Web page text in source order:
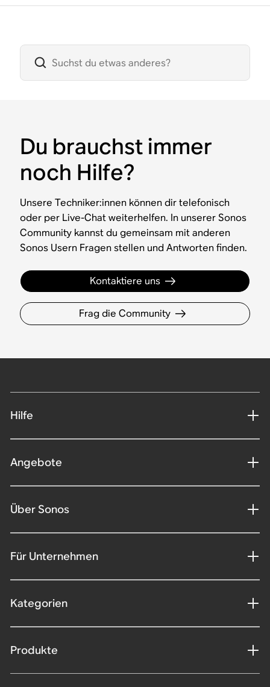
Du brauchst immer
noch Hilfe?
Unsere Techniker:innen können dir telefonisch
oder per Live-Chat weiterhelfen. In unserer Sonos
Community kannst du gemeinsam mit anderen
Sonos Usern Fragen stellen und Antworten finden.
Kontaktiere uns
Frag die Community
Hilfe
Angebote
Über Sonos
Für Unternehmen
Kategorien
Produkte